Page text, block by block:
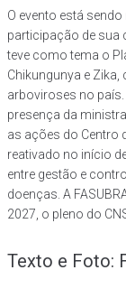
O evento está
participação de sua
teve como tema o
Chikungunya e
arboviroses no
presença da
as ações do Centro
reativado no início
entre gestão e
doenças. A
2027, o pleno do
Texto e Foto: